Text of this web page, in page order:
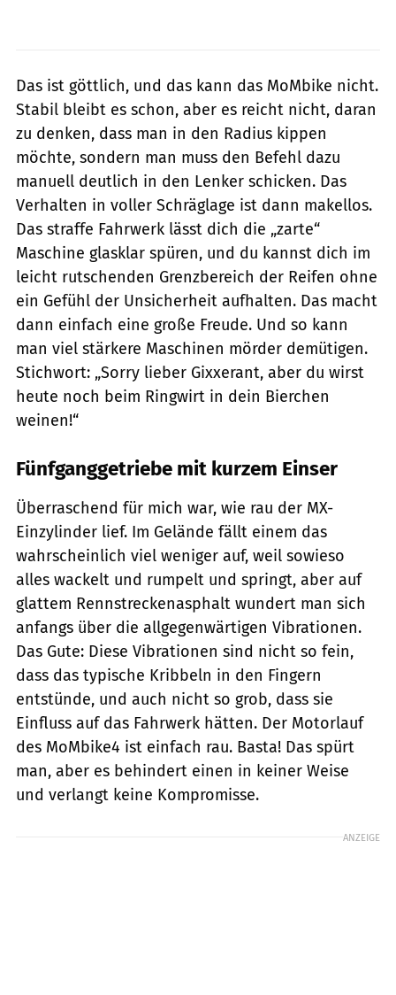
Das ist göttlich, und das kann das MoMbike nicht.
Stabil bleibt es schon, aber es reicht nicht, daran
zu denken, dass man in den Radius kippen
möchte, sondern man muss den Befehl dazu
manuell deutlich in den Lenker schicken. Das
Verhalten in ­voller Schräglage ist dann makellos.
Das straffe Fahrwerk lässt dich die ­„zarte“
Maschine glasklar spüren, und du kannst dich im
leicht rutschenden Grenzbereich der Reifen ohne
ein ­Gefühl der Unsicherheit aufhalten. Das macht
dann einfach eine große Freude. Und so kann
man viel stärkere Maschinen mörder demütigen.
Stichwort: ­„Sorry lieber Gixxerant, aber du wirst
heute noch beim Ringwirt in dein ­Bierchen
weinen!“
Fünfganggetriebe mit kurzem Einser
Überraschend für mich war, wie rau der MX-
Einzylinder lief. Im Gelände fällt einem das
wahrscheinlich viel weniger auf, weil sowieso
alles wackelt und rumpelt und springt, aber auf
glattem Rennstreckenasphalt wundert man sich
anfangs über die allgegenwärtigen Vibrationen.
Das Gute: Diese Vibrationen sind nicht so fein,
dass das typische Kribbeln in den Fingern
entstünde, und auch nicht so grob, dass sie
Einfluss auf das Fahrwerk hätten. Der Motorlauf
des MoMbike4 ist einfach rau. Basta! Das spürt
man, aber es behindert einen in keiner Weise
und verlangt keine Kompromisse.
ANZEIGE